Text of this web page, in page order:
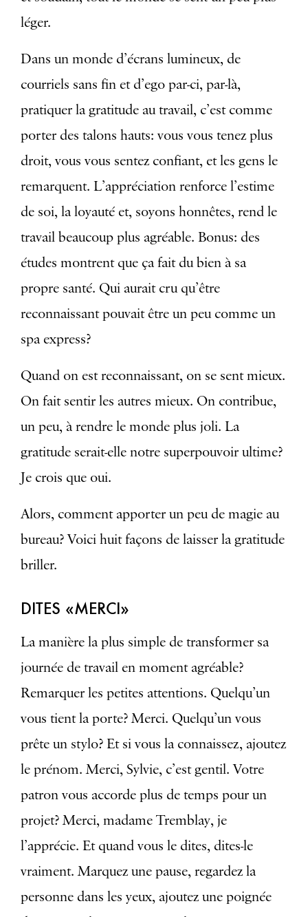
léger.
Dans un monde d’écrans lumineux, de
courriels sans fin et d’ego par-ci, par-là,
pratiquer la gratitude au travail, c’est comme
porter des talons hauts: vous vous tenez plus
droit, vous vous sentez confiant, et les gens le
remarquent. L’appréciation renforce l’estime
de soi, la loyauté et, soyons honnêtes, rend le
travail beaucoup plus agréable. Bonus: des
études montrent que ça fait du bien à sa
propre santé. Qui aurait cru qu’être
reconnaissant pouvait être un peu comme un
spa express?
Quand on est reconnaissant, on se sent mieux.
On fait sentir les autres mieux. On contribue,
un peu, à rendre le monde plus joli. La
gratitude serait-elle notre superpouvoir ultime?
Je crois que oui.
Alors, comment apporter un peu de magie au
bureau? Voici huit façons de laisser la gratitude
briller.
DITES «MERCI»
La manière la plus simple de transformer sa
journée de travail en moment agréable?
Remarquer les petites attentions. Quelqu’un
vous tient la porte? Merci. Quelqu’un vous
prête un stylo? Et si vous la connaissez, ajoutez
le prénom. Merci, Sylvie, c’est gentil. Votre
patron vous accorde plus de temps pour un
projet? Merci, madame Tremblay, je
l’apprécie. Et quand vous le dites, dites-le
vraiment. Marquez une pause, regardez la
personne dans les yeux, ajoutez une poignée